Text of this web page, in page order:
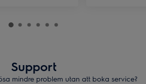
Support
mindre problem utan att boka service?